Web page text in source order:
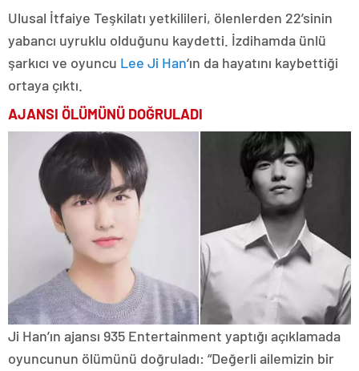
Ulusal İtfaiye Teşkilatı yetkilileri, ölenlerden 22’sinin
yabancı uyruklu olduğunu kaydetti. İzdihamda ünlü
şarkıcı ve oyuncu Lee Ji Han‘ın da hayatını kaybettiği
ortaya çıktı.
AJANSI ÖLÜMÜNÜ DOĞRULADI
Ji Han’ın ajansı 935 Entertainment yaptığı açıklamada
oyuncunun ölümünü doğruladı: “Değerli ailemizin bir